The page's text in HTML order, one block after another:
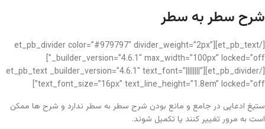
شرح سطر به سطر
[/et_pb_text][et_pb_divider color=”#979797″ divider_weight=”2px”
_builder_version=”4.6.1″ max_width=”100px” locked=”off”]
[/et_pb_divider][et_pb_text _builder_version=”4.6.1″ text_font=”||||||||”
text_font_size=”16px” text_line_height=”1.8em” locked=”off”]
ستیغ ادعایی در جامع و مانع بودن شرح سطر به سطر ندارد و شرح ها ممکن
است به مرور تغییر کنند یا تکمیل شوند.